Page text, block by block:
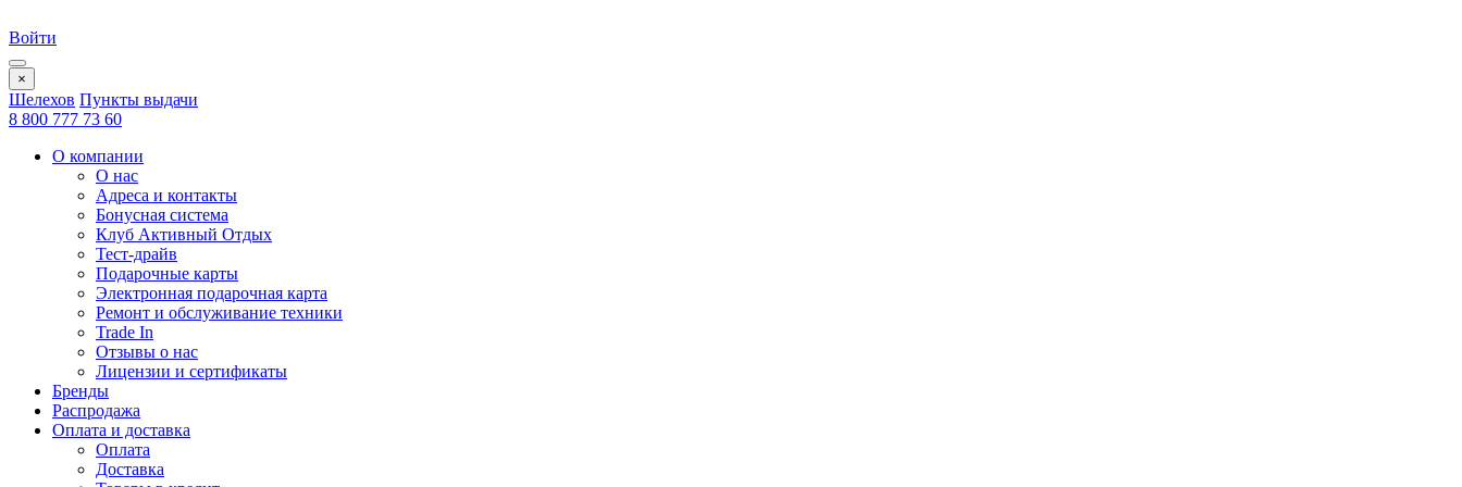
Войти
×
Шелехов Пункты выдачи
8 800 777 73 60
О компании
О нас
Адреса и контакты
Бонусная система
Клуб Активный Отдых
Тест-драйв
Подарочные карты
Электронная подарочная карта
Ремонт и обслуживание техники
Trade In
Отзывы о нас
Лицензии и сертификаты
Бренды
Распродажа
Оплата и доставка
Оплата
Доставка